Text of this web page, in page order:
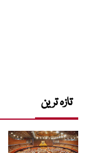
تازہ ترین